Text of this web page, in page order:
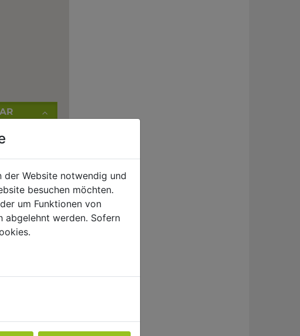
y enviar
der Website notwendig und
besuchen möchten.
um Funktionen von
abgelehnt werden. Sofern